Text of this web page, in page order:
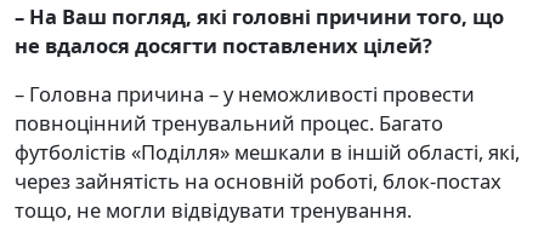
– На Ваш погляд, які головні причини того, що
не вдалося досягти поставлених цілей?
– Головна причина – у неможливості провести
повноцінний тренувальний процес. Багато
футболістів «Поділля» мешкали в іншій області, які,
через зайнятість на основній роботі, блок-постах
тощо, не могли відвідувати тренування.